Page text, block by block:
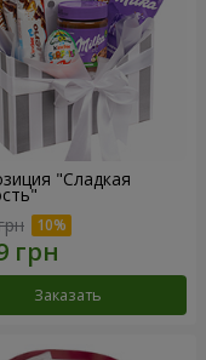
"Сладкая
Заказать